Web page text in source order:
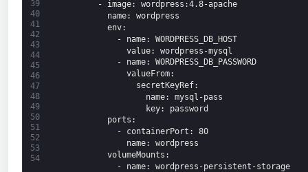
39
40
41
42
43
44
45
46
47
48
49
50
51
52
53
54
-
image: wordpress :4.8-apache
name: wordpress
env:
-
name: WORDPRESS_DB_HOST
value: wordpress-mysql
-
name: WORDPRESS_DB_PASSWORD
valueFrom:
secretKeyRef:
name: mysql-pass
key: password
ports :
-
containerPort : 80
name: wordpress
volumeMounts :
-
name: wordpress-persistent-storage